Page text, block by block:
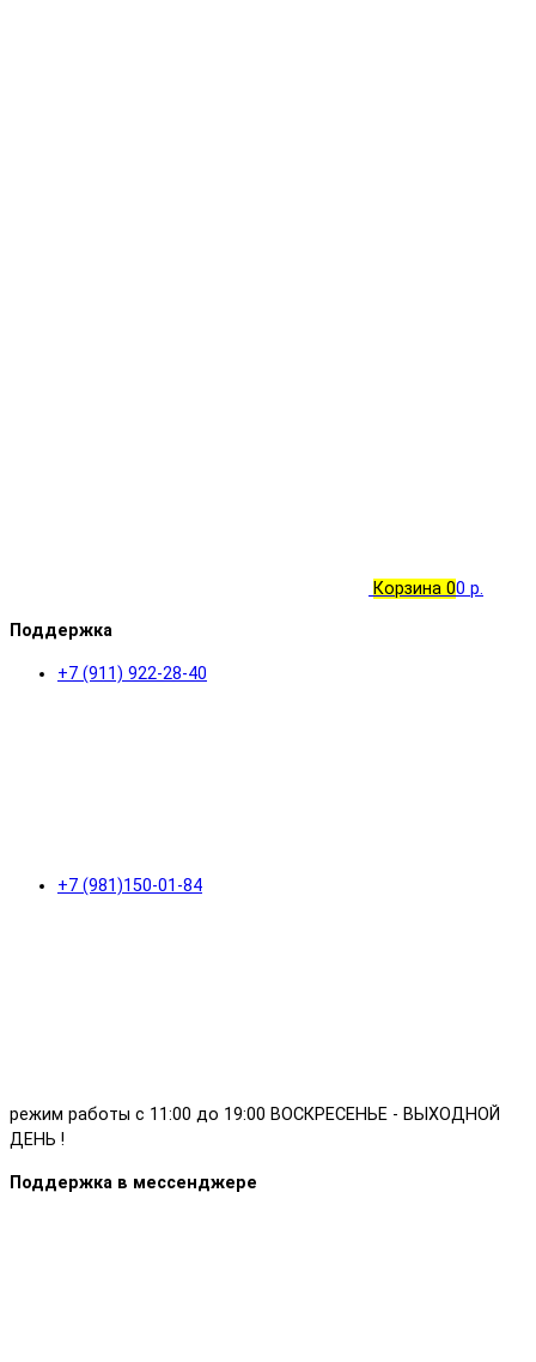
Корзина 00 р.
Поддержка
+7 (911) 922-28-40
+7 (981)150-01-84
режим работы с 11:00 до 19:00 ВОСКРЕСЕНЬЕ - ВЫХОДНОЙ
ДЕНЬ !
Поддержка в мессенджере